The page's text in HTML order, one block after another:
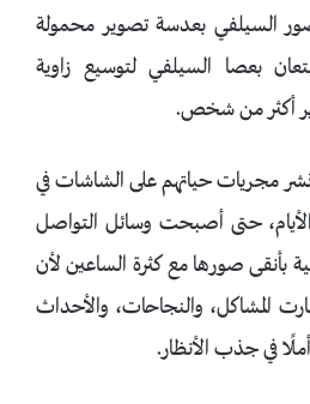
السيلفي بعدسة تصوير محمولة
بعصا السيلفي لتوسيع زاوية
أكثر من شخص.
مجريات حياتهم على الشاشات في
حتى أصبحت وسائل التواصل
بأنقى صورها مع كثرة الساعين لأن
المشاكل، والنجاحات، والأحداث
في جذب الأنظار.